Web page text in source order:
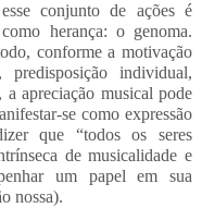
conjunto de ações é
herança: o genoma.
conforme a motivação
individual,
apreciação musical pode
se como expressão
que “todos os seres
de musicalidade e
um papel em sua
nossa).